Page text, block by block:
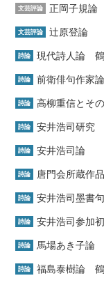
文芸評論 正岡子規論
文芸評論 辻原登論
詩論 現代詩人論
詩論 前衛俳句作家論
詩論 高柳重信とそ
詩論 安井浩司研究
詩論 安井浩司論
詩論 唐門会所蔵作
詩論 安井浩司墨書
詩論 安井浩司参加
詩論 馬場あき子論
詩論 福島泰樹論